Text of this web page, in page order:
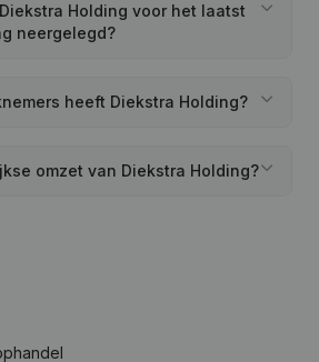
Holding voor het laatst
neergelegd?
heeft Diekstra Holding?
omzet van Diekstra Holding?